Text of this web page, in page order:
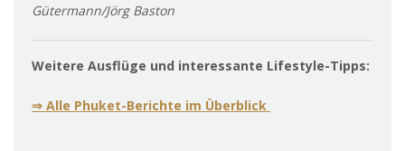
Gütermann/Jörg Baston
Weitere Ausflüge und interessante Lifestyle-Tipps:
⇒ Alle Phuket-Berichte im Überblick